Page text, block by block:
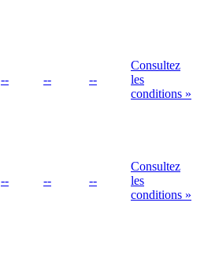
-- -- --
Consultez
les
conditions »
-- -- --
Consultez
les
conditions »